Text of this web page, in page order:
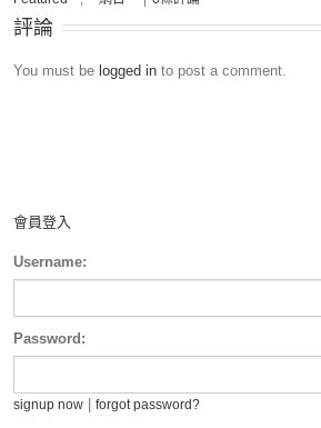
評論
You must be logged in to post a comment.
會員登入
Username:
Password:
signup now forgot password?